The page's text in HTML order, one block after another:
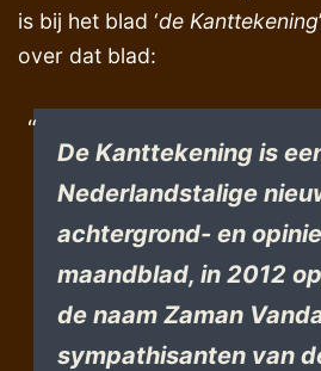
is bij het blad ‘de Kanttekening
over dat blad:
De Kanttekening is
Nederlandstalige
achtergrond- en
maandblad, in 2012
de naam Zaman
sympathisanten van